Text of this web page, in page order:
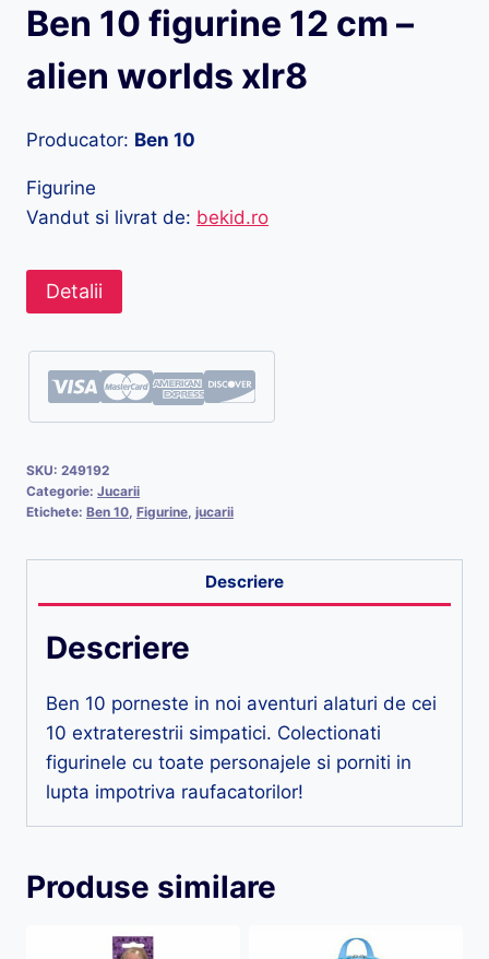
Ben 10 figurine 12 cm –
alien worlds xlr8
Producator: Ben 10
Figurine
Vandut si livrat de: bekid.ro
Detalii
SKU: 249192
Categorie: Jucarii
Etichete: Ben 10 Figurine jucarii
Descriere
Descriere
Ben 10 porneste in noi aventuri alaturi de cei
10 extraterestrii simpatici. Colectionati
figurinele cu toate personajele si porniti in
lupta impotriva raufacatorilor!
Produse similare